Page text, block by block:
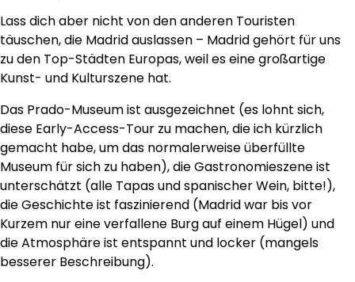
Lass dich aber nicht von den anderen Touristen
täuschen, die Madrid auslassen – Madrid gehört für uns
zu den Top-Städten Europas, weil es eine großartige
Kunst- und Kulturszene hat.
Das Prado-Museum ist ausgezeichnet (es lohnt sich,
diese Early-Access-Tour zu machen, die ich kürzlich
gemacht habe, um das normalerweise überfüllte
Museum für sich zu haben), die Gastronomieszene ist
unterschätzt (alle Tapas und spanischer Wein, bitte!),
die Geschichte ist faszinierend (Madrid war bis vor
Kurzem nur eine verfallene Burg auf einem Hügel) und
die Atmosphäre ist entspannt und locker (mangels
besserer Beschreibung).